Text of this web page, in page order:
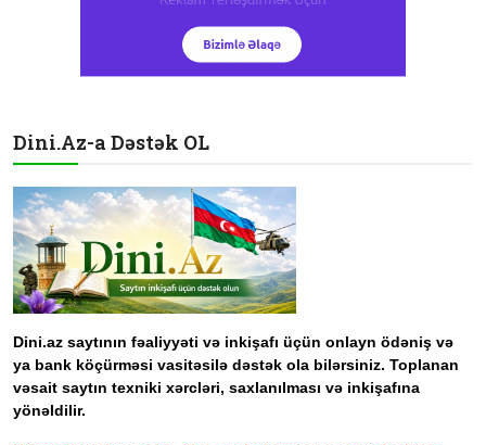
Dini.Az-a Dəstək OL
Dini.az saytının fəaliyyəti və inkişafı üçün onlayn ödəniş və
ya bank köçürməsi vasitəsilə dəstək ola bilərsiniz. Toplanan
vəsait saytın texniki xərcləri, saxlanılması və inkişafına
yönəldilir.